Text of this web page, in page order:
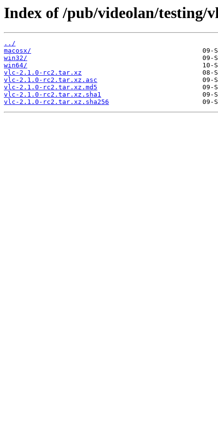
Index of /pub/videolan/testing/
../
macosx/
win32/
win64/
vlc-2.1.0-rc2.tar.xz
vlc-2.1.0-rc2.tar.xz.asc
vlc-2.1.0-rc2.tar.xz.md5
vlc-2.1.0-rc2.tar.xz.sha1
vlc-2.1.0-rc2.tar.xz.sha256